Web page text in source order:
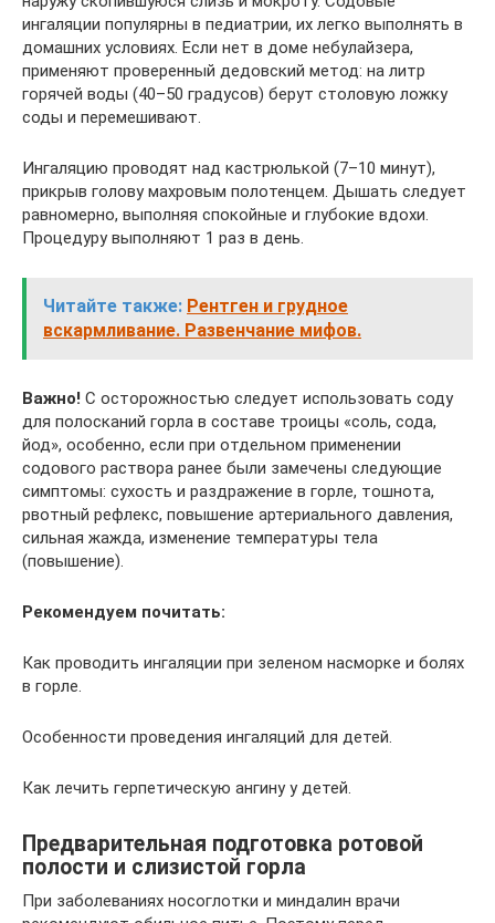
ингаляции популярны в педиатрии, их легко выполнять в
домашних условиях. Если нет в доме небулайзера,
применяют проверенный дедовский метод: на литр
горячей воды (40–50 градусов) берут столовую ложку
соды и перемешивают.
Ингаляцию проводят над кастрюлькой (7–10 минут),
прикрыв голову махровым полотенцем. Дышать следует
равномерно, выполняя спокойные и глубокие вдохи.
Процедуру выполняют 1 раз в день.
Читайте также: Рентген и грудное
вскармливание. Развенчание мифов.
Важно! С осторожностью следует использовать соду
для полосканий горла в составе троицы «соль, сода,
йод», особенно, если при отдельном применении
содового раствора ранее были замечены следующие
симптомы: сухость и раздражение в горле, тошнота,
рвотный рефлекс, повышение артериального давления,
сильная жажда, изменение температуры тела
(повышение).
Рекомендуем почитать:
Как проводить ингаляции при зеленом насморке и болях
в горле.
Особенности проведения ингаляций для детей.
Как лечить герпетическую ангину у детей.
Предварительная подготовка ротовой
полости и слизистой горла
При заболеваниях носоглотки и миндалин врачи